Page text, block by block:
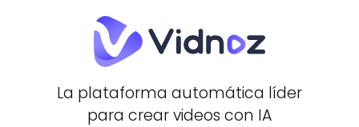
La plataforma automática líder
para crear videos con IA